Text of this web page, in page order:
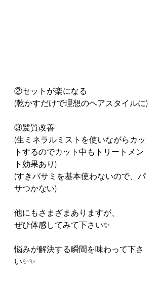
②セットが楽になる
(乾かすだけで理想のヘアスタイルに)
③髪質改善
(生ミネラルミストを使いながらカッ
トするのでカット中もトリートメン
ト効果あり)
(すきバサミを基本使わないので、パ
サつかない)
他にもさまざまありますが、
ぜひ体感してみて下さい✨
悩みが解決する瞬間を味わって下さ
い✨✨